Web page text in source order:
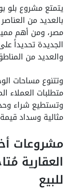
يتمتع مشروع بلو
بالعديد من
مصر، ومن أهم
الجديدة تحديداً
والعديد من
متطلبات العملاء
وتستطيع شراء
مثالية وسداد
مشروعات
العقارية
للبيع